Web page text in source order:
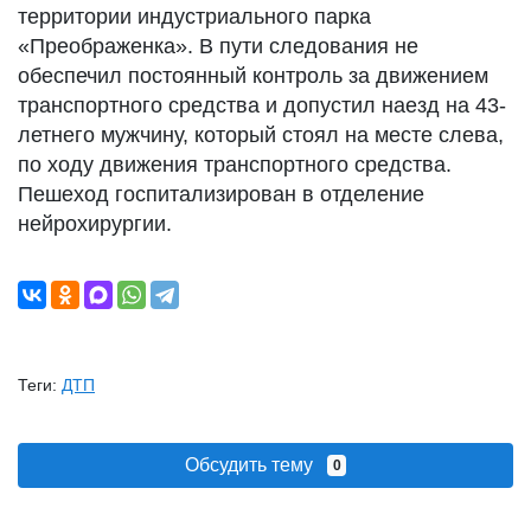
территории индустриального парка
«Преображенка». В пути следования не
обеспечил постоянный контроль за движением
транспортного средства и допустил наезд на 43-
летнего мужчину, который стоял на месте слева,
по ходу движения транспортного средства.
Пешеход госпитализирован в отделение
нейрохирургии.
Теги: ДТП
Обсудить тему 0